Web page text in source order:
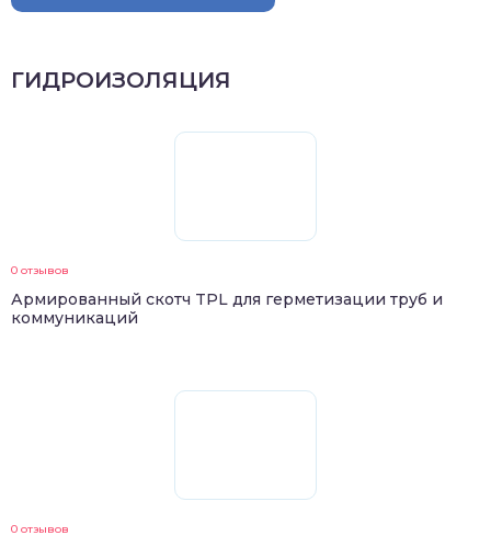
ГИДРОИЗОЛЯЦИЯ
0 отзывов
Армированный скотч TPL для герметизации труб и
коммуникаций
0 отзывов